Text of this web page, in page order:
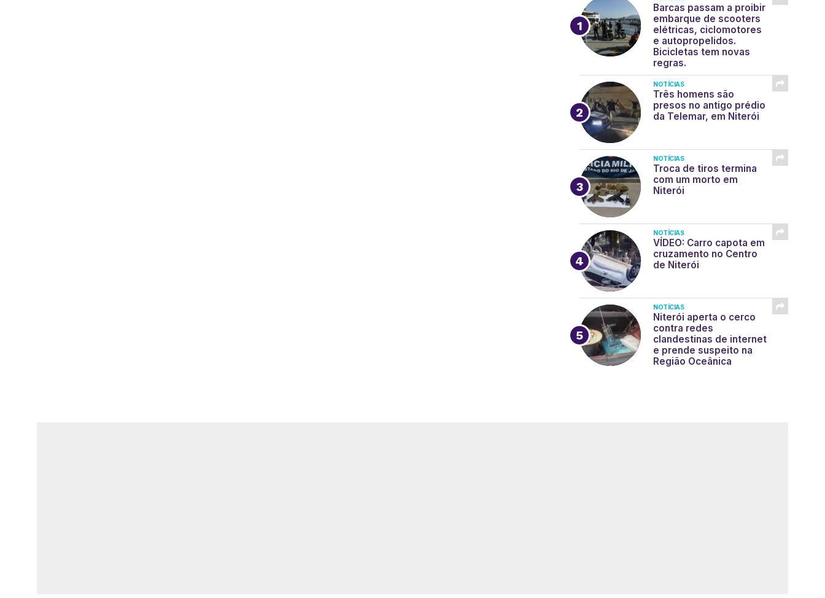
Barcas passam a proibir
embarque de scooters
elétricas, ciclomotores
e autopropelidos.
Bicicletas tem novas
regras.
NOTÍCIAS
Três homens são
presos no antigo prédio
da Telemar, em Niterói
NOTÍCIAS
Troca de tiros termina
com um morto em
Niterói
NOTÍCIAS
VÍDEO: Carro capota em
cruzamento no Centro
de Niterói
NOTÍCIAS
Niterói aperta o cerco
contra redes
clandestinas de internet
e prende suspeito na
Região Oceânica